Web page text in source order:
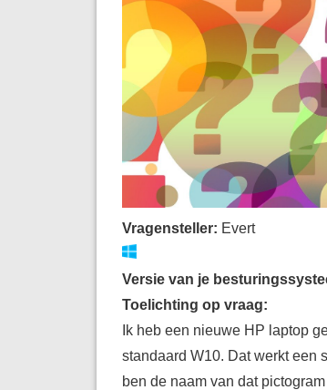
Vragensteller: Evert
Versie van je
Toelichting op vraag:
Ik heb een nieuwe HP laptop
standaard W10. Dat werkt een
ben de naam van dat